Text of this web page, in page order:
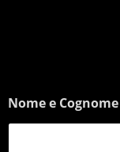
Nome e Cognome